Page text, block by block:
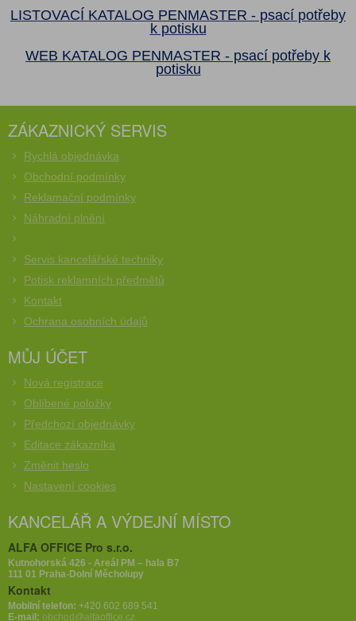
LISTOVACÍ KATALOG PENMASTER - psací potřeby
k potisku
WEB KATALOG PENMASTER - psací potřeby k
potisku
ZÁKAZNICKÝ SERVIS
Rychlá objednávka
Obchodní podmínky
Reklamační podmínky
Náhradní plnění
Servis kancelářské techniky
Potisk reklamních předmětů
Kontakt
Ochrana osobních údajů
MŮJ ÚČET
Nová registrace
Oblíbené položky
Předchozí objednávky
Editace zákazníka
Změnit heslo
Nastavení cookies
KANCELÁŘ A VÝDEJNÍ MÍSTO
ALFA OFFICE Pro s.r.o.
Kutnohorská 426 - Areál PM – hala B7
111 01 Praha-Dolní Měcholupy
Kontakt
Mobilní telefon: +420 602 689 541
E-mail: obchod@alfaoffice.cz